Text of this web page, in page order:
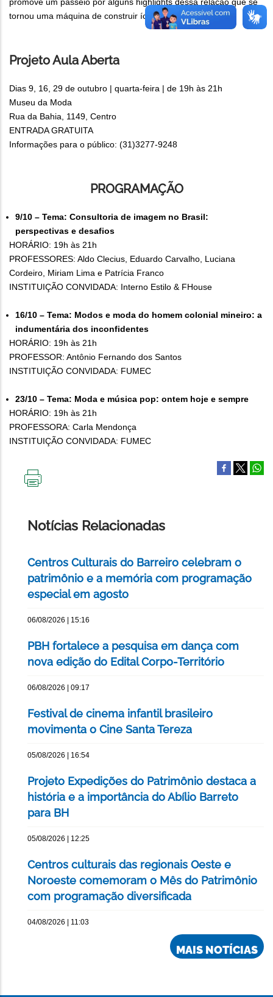
promove um passeio por alguns highlights dessa relação que se
tornou uma máquina de construir ícones fashion.
Projeto Aula Aberta
Dias 9, 16, 29 de outubro | quarta-feira | de 19h às 21h
Museu da Moda
Rua da Bahia, 1149, Centro
ENTRADA GRATUITA
Informações para o público: (31)3277-9248
PROGRAMAÇÃO
9/10 – Tema: Consultoria de imagem no Brasil:
perspectivas e desafios
HORÁRIO: 19h às 21h
PROFESSORES: Aldo Clecius, Eduardo Carvalho, Luciana
Cordeiro, Miriam Lima e Patrícia Franco
INSTITUIÇÃO CONVIDADA: Interno Estilo & FHouse
16/10 – Tema: Modos e moda do homem colonial mineiro: a
indumentária dos inconfidentes
HORÁRIO: 19h às 21h
PROFESSOR: Antônio Fernando dos Santos
INSTITUIÇÃO CONVIDADA: FUMEC
23/10 – Tema: Moda e música pop: ontem hoje e sempre
HORÁRIO: 19h às 21h
PROFESSORA: Carla Mendonça
INSTITUIÇÃO CONVIDADA: FUMEC
Notícias Relacionadas
Centros Culturais do Barreiro celebram o
patrimônio e a memória com programação
especial em agosto
06/08/2026 | 15:16
PBH fortalece a pesquisa em dança com
nova edição do Edital Corpo-Território
06/08/2026 | 09:17
Festival de cinema infantil brasileiro
movimenta o Cine Santa Tereza
05/08/2026 | 16:54
Projeto Expedições do Patrimônio destaca a
história e a importância do Abílio Barreto
para BH
05/08/2026 | 12:25
Centros culturais das regionais Oeste e
Noroeste comemoram o Mês do Patrimônio
com programação diversificada
04/08/2026 | 11:03
MAIS NOTÍCIAS